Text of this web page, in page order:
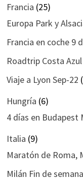
Francia (25)
Europa Park y
Francia en coche 9
Roadtrip Costa
Viaje a Lyon Sep-22
Hungría (6)
4 días en Budapest
Italia (9)
Maratón de Roma,
Milán Fin de